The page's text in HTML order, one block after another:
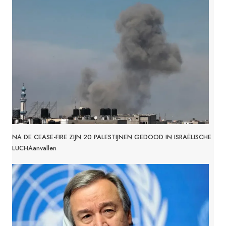
NA DE CEASE-FIRE ZIJN 20 PALESTIJNEN GEDOOD IN ISRAËLISCHE
LUCHAanvallen